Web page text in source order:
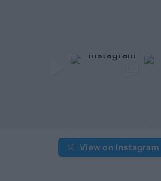
View on Instagram